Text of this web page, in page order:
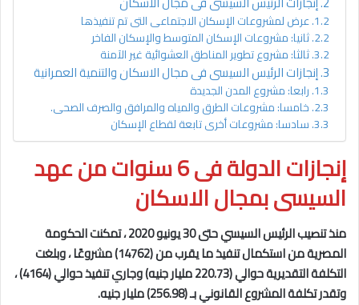
عرض لمشروعات الإسكان الاجتماعى التى تم تنفيذها
ثانيا: مشروعات الإسكان المتوسط والإسكان الفاخر
ثالثا: مشروع تطوير المناطق العشوائية غير الآمنة
إنجازات الرئيس السيسى فى مجال الاسكان والتنمية العمرانية
رابعا: مشروع المدن الجديدة
خامسا: مشروعات الطرق والمياه والمرافق والصرف الصحى.
سادسا: مشروعات أخرى تابعة لقطاع الإسكان
إنجازات الدولة فى 6 سنوات من عهد
السيسى بمجال الاسكان
منذ تنصيب الرئيس السيسي حتى 30 يونيو 2020 ، تمكنت الحكومة
المصرية من استكمال تنفيذ ما يقرب من (14762) مشروعًا ، وبلغت
التكلفة التقديرية حوالي (220.73 مليار جنيه) وجاري تنفيذ حوالي (4164) ،
وتقدر تكلفة المشروع القانوني بـ (256.98) مليار جنيه.